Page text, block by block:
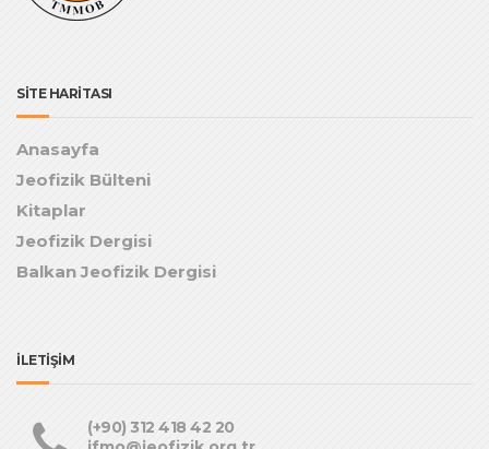
SİTE HARİTASI
Anasayfa
Jeofizik Bülteni
Kitaplar
Jeofizik Dergisi
Balkan Jeofizik Dergisi
İLETİŞİM
(+90) 312 418 42 20